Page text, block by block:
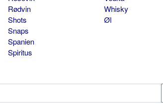
Rødvin
Shots
Snaps
Spanien
Spiritus
Whisky
Øl